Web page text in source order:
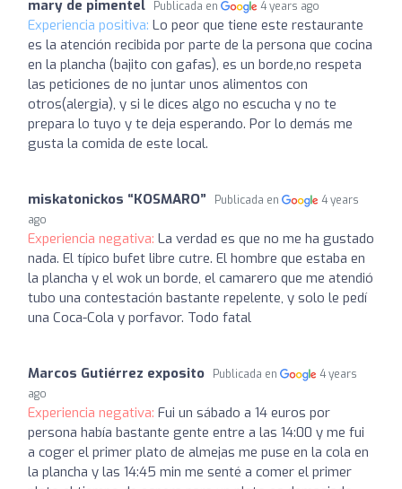
mary de pimentel Publicada en 4 years ago
Experiencia positiva: Lo peor que tiene este restaurante
es la atención recibida por parte de la persona que cocina
en la plancha (bajito con gafas), es un borde,no respeta
las peticiones de no juntar unos alimentos con
otros(alergia), y si le dices algo no escucha y no te
prepara lo tuyo y te deja esperando. Por lo demás me
gusta la comida de este local.
miskatonickos “KOSMARO” Publicada en
4 years
ago
Experiencia negativa: La verdad es que no me ha gustado
nada. El típico bufet libre cutre. El hombre que estaba en
la plancha y el wok un borde, el camarero que me atendió
tubo una contestación bastante repelente, y solo le pedí
una Coca-Cola y porfavor. Todo fatal
Marcos Gutiérrez exposito Publicada en
4 years
ago
Experiencia negativa: Fui un sábado a 14 euros por
persona había bastante gente entre a las 14:00 y me fui
a coger el primer plato de almejas me puse en la cola en
la plancha y las 14:45 min me senté a comer el primer